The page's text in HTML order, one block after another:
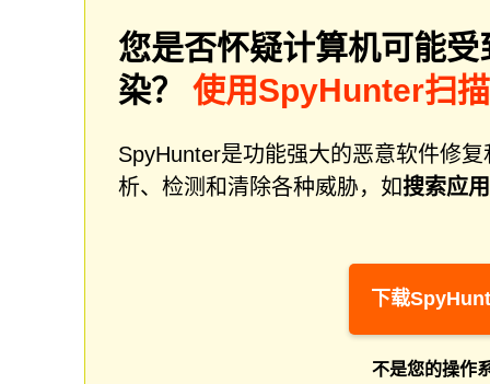
您是否怀疑计算机可能受
染？ 使用SpyHunter扫
SpyHunter是功能强大的恶意软件修
析、检测和清除各种威胁，如搜索应
下载
不是您的操作